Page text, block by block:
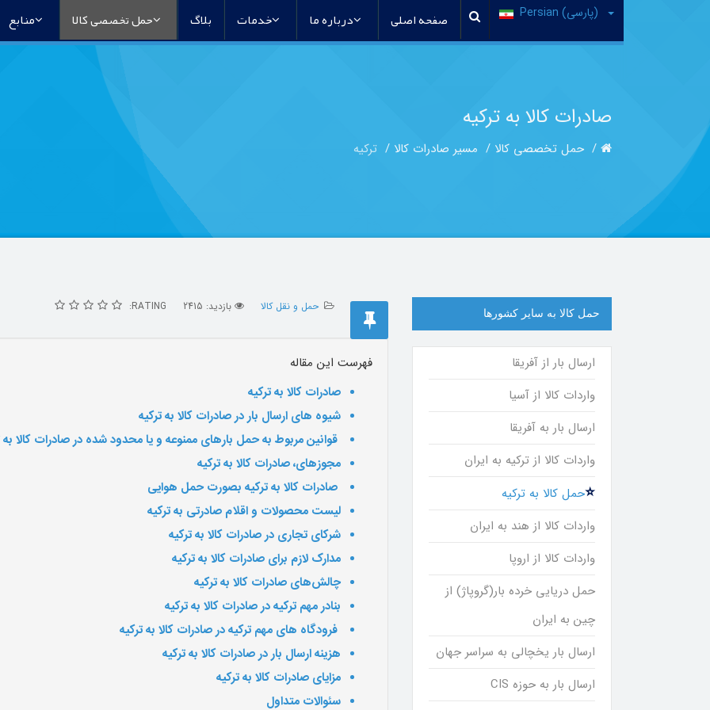
(پارسی) Persian صفحه اصلی درباره ما خدمات بلاگ حمل تخصصی کالا منابع
صادرات کالا به ترکیه
حمل تخصصی کالا مسیر صادرات کالا ترکیه
حمل و نقل کالا بازدید: 2415 RATING:
فهرست این مقاله
صادرات کالا به ترکیه
شیوه های ارسال بار در صادرات کالا به ترکیه
قوانین مربوط به حمل بارهای ممنوعه و یا محدود شده در صادرات کالا به
مجوزهای، صادرات کالا به ترکیه
صادرات کالا به ترکیه بصورت حمل هوایی
لیست محصولات و اقلام صادرتی به ترکیه
شرکای تجاری در صادرات کالا به ترکیه
مدارک لازم برای صادرات کالا به ترکیه
چالش‌های صادرات کالا به ترکیه
بنادر مهم ترکیه در صادرات کالا به ترکیه
فرودگاه های مهم ترکیه در صادرات کالا به ترکیه
هزینه ارسال بار در صادرات کالا به ترکیه
مزایای صادرات کالا به ترکیه
سئوالات متداول
حمل کالا به سایر کشورها
ارسال بار از آفریقا
واردات کالا از آسیا
ارسال بار به آفریقا
واردات کالا از ترکیه به ایران
حمل کالا به ترکیه
واردات کالا از هند به ایران
واردات کالا از اروپا
حمل دریایی خرده بار(گروپاژ) از
چین به ایران
ارسال بار یخچالی به سراسر جهان
ارسال بار به حوزه CIS